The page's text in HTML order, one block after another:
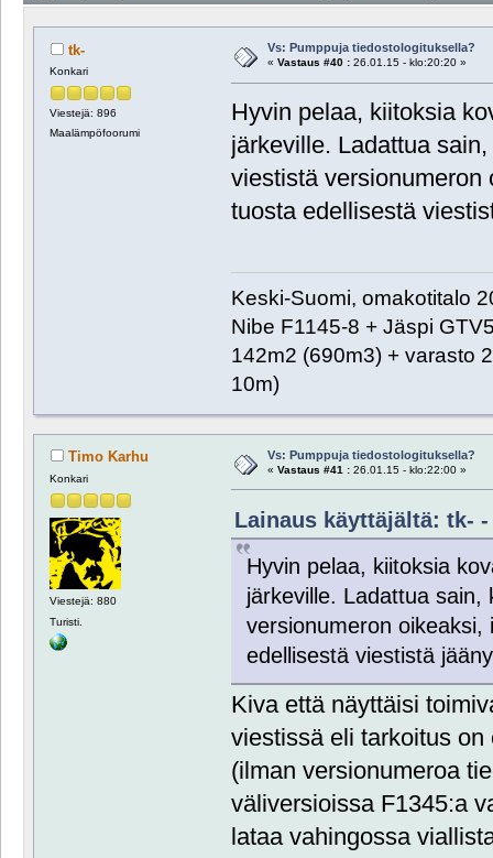
tk-
Konkari
Viestejä: 896
Maalämpöfoorumi
Vs: Pumppuja tiedostologituksella?
« Vastaus #40 :26.01.15 - klo:20:20 »
Hyvin pelaa, kiitoksia
järkeville. Ladattua
viestistä
tuosta edellisestä
Keski-Suomi, omakotitalo
Nibe F1145-8 + Jäspi
142m2 (690m3) + varasto
10m)
Timo Karhu
Konkari
Viestejä: 880
Turisti.
Vs: Pumppuja tiedostologituksella?
« Vastaus #41 :26.01.15 - klo:22:00 »
Lainaus käyttäjältä: tk- -
Hyvin pelaa, kiitoksia
järkeville. Ladattua
versionumeron oikeaksi,
edellisestä viestistä
Kiva että näyttäisi
viestissä eli tarkoitus
(ilman versionumeroa
väliversioissa F1345:a
lataa vahingossa